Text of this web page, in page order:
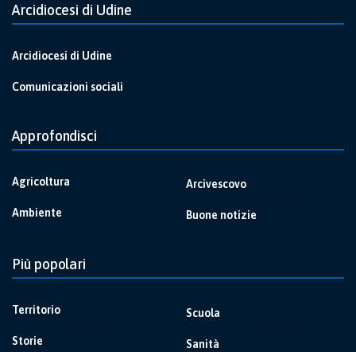
Arcidiocesi di Udine
Arcidiocesi di Udine
Comunicazioni sociali
Approfondisci
Agricoltura
Ambiente
Arcivescovo
Buone notizie
Più popolari
Territorio
Storie
Scuola
Sanità